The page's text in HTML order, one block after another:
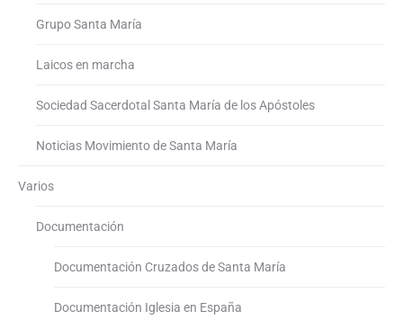
Grupo Santa María
Laicos en marcha
Sociedad Sacerdotal Santa María de los Apóstoles
Noticias Movimiento de Santa María
Varios
Documentación
Documentación Cruzados de Santa María
Documentación Iglesia en España